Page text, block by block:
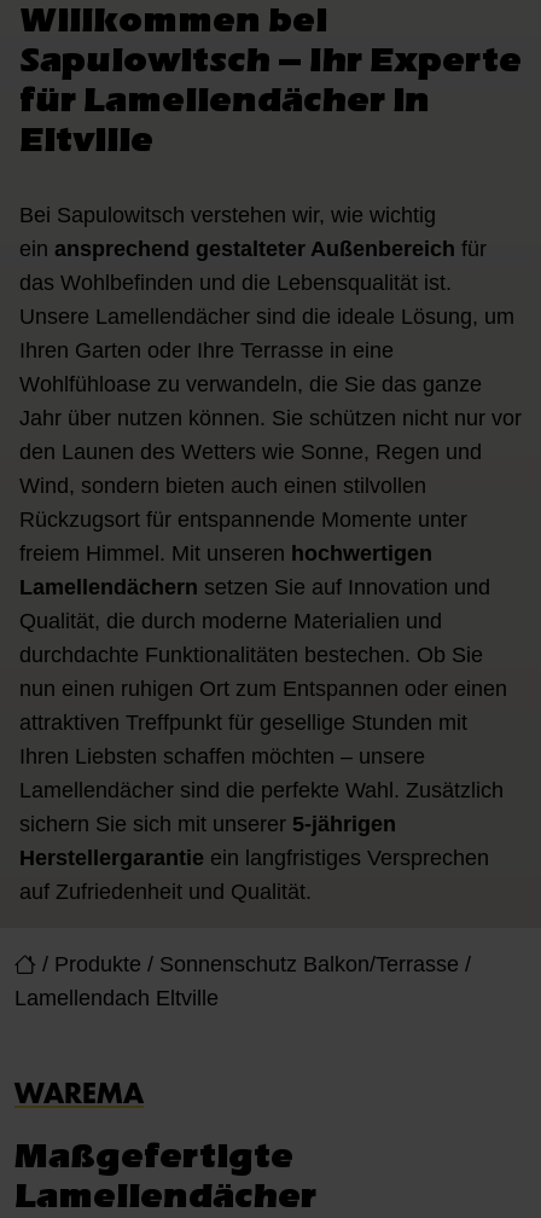
/ Produkte / Sonnenschutz Balkon/Terrasse /
Lamellendach Eltville
Willkommen bei
Sapulowitsch – Ihr Experte
für Lamellendächer in
Eltville
Bei Sapulowitsch verstehen wir, wie wichtig
ein ansprechend gestalteter Außenbereich für
das Wohlbefinden und die Lebensqualität ist.
Unsere Lamellendächer sind die ideale Lösung, um
Ihren Garten oder Ihre Terrasse in eine
Wohlfühloase zu verwandeln, die Sie das ganze
Jahr über nutzen können. Sie schützen nicht nur vor
den Launen des Wetters wie Sonne, Regen und
Wind, sondern bieten auch einen stilvollen
Rückzugsort für entspannende Momente unter
freiem Himmel. Mit unseren hochwertigen
Lamellendächern setzen Sie auf Innovation und
Qualität, die durch moderne Materialien und
durchdachte Funktionalitäten bestechen. Ob Sie
nun einen ruhigen Ort zum Entspannen oder einen
attraktiven Treffpunkt für gesellige Stunden mit
Ihren Liebsten schaffen möchten – unsere
Lamellendächer sind die perfekte Wahl. Zusätzlich
sichern Sie sich mit unserer 5-jährigen
Herstellergarantie ein langfristiges Versprechen
auf Zufriedenheit und Qualität.
WAREMA
Maßgefertigte
Lamellendächer